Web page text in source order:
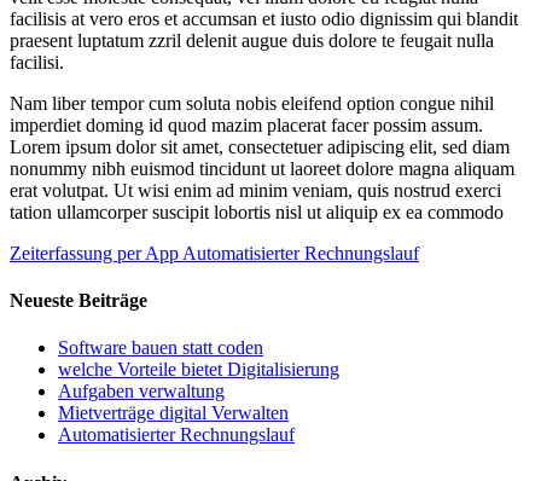
facilisis at vero eros et accumsan et iusto odio dignissim qui blandit
praesent luptatum zzril delenit augue duis dolore te feugait nulla
facilisi.
Nam liber tempor cum soluta nobis eleifend option congue nihil
imperdiet doming id quod mazim placerat facer possim assum.
Lorem ipsum dolor sit amet, consectetuer adipiscing elit, sed diam
nonummy nibh euismod tincidunt ut laoreet dolore magna aliquam
erat volutpat. Ut wisi enim ad minim veniam, quis nostrud exerci
tation ullamcorper suscipit lobortis nisl ut aliquip ex ea commodo
Zeiterfassung per App Automatisierter Rechnungslauf
Neueste Beiträge
Software bauen statt coden
welche Vorteile bietet Digitalisierung
Aufgaben verwaltung
Mietverträge digital Verwalten
Automatisierter Rechnungslauf